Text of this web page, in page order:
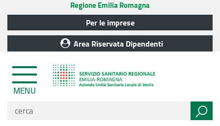
Regione Emilia Romagna
Per le imprese
Area Riservata Dipendenti
MENU